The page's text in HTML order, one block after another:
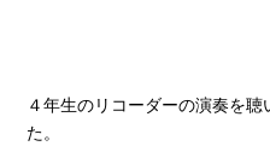
４年生のリコーダーの演奏を
た。